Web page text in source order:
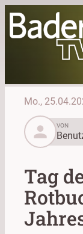
Mo.,
person
VON
Tag